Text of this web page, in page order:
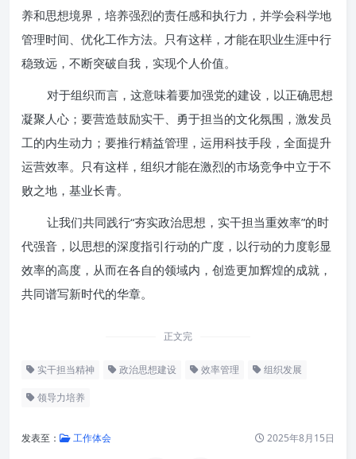
养和思想境界，培养强烈的责任感和执行力，并学会科学地
管理时间、优化工作方法。只有这样，才能在职业生涯中行
稳致远，不断突破自我，实现个人价值。
对于组织而言，这意味着要加强党的建设，以正确思想
凝聚人心；要营造鼓励实干、勇于担当的文化氛围，激发员
工的内生动力；要推行精益管理，运用科技手段，全面提升
运营效率。只有这样，组织才能在激烈的市场竞争中立于不
败之地，基业长青。
让我们共同践行“夯实政治思想，实干担当重效率”的时
代强音，以思想的深度指引行动的广度，以行动的力度彰显
效率的高度，从而在各自的领域内，创造更加辉煌的成就，
共同谱写新时代的华章。
正文完
实干担当精神 政治思想建设 效率管理 组织发展
领导力培养
发表至： 工作体会 2025年8月15日